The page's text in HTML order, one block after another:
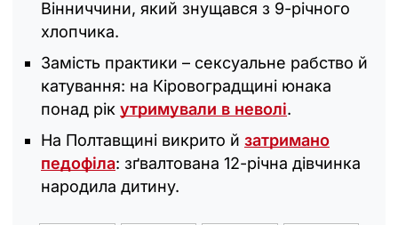
Вінниччини, який знущався з 9-річного
хлопчика.
Замість практики – сексуальне рабство й
катування: на Кіровоградщині юнака
понад рік утримували в неволі.
На Полтавщині викрито й затримано
педофіла: зґвалтована 12-річна дівчинка
народила дитину.